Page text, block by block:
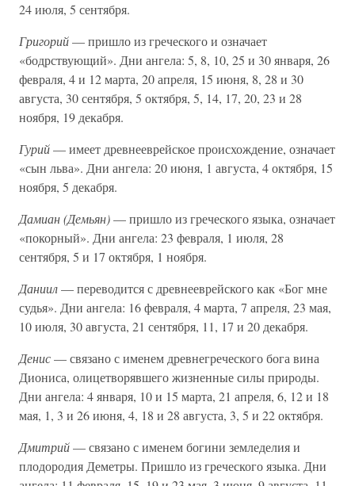
24 июля, 5 сентября.
Григорий— пришло из греческого и означает
«бодрствующий». Дни ангела: 5, 8, 10, 25 и 30 января, 26
февраля, 4 и 12 марта, 20 апреля, 15 июня, 8, 28 и 30
августа, 30 сентября, 5 октября, 5, 14, 17, 20, 23 и 28
ноября, 19 декабря.
Гурий— имеет древнееврейское происхождение, означает
«сын льва». Дни ангела: 20 июня, 1 августа, 4 октября, 15
ноября, 5 декабря.
Дамиан (Демьян)— пришло из греческого языка, означает
«покорный». Дни ангела: 23 февраля, 1 июля, 28
сентября, 5 и 17 октября, 1 ноября.
Даниил— переводится с древнееврейского как «Бог мне
судья». Дни ангела: 16 февраля, 4 марта, 7 апреля, 23 мая,
10 июля, 30 августа, 21 сентября, 11, 17 и 20 декабря.
Денис— связано с именем древнегреческого бога вина
Диониса, олицетворявшего жизненные силы природы.
Дни ангела: 4 января, 10 и 15 марта, 21 апреля, 6, 12 и 18
мая, 1, 3 и 26 июня, 4, 18 и 28 августа, 3, 5 и 22 октября.
Дмитрий— связано с именем богини земледелия и
плодородия Деметры. Пришло из греческого языка. Дни